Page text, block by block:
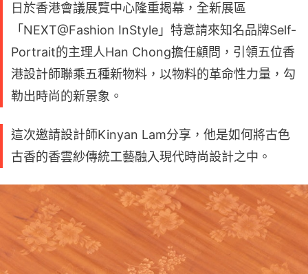
日於香港會議展覽中心隆重揭幕，全新展區
「NEXT@Fashion InStyle」特意請來知名品牌Self-
Portrait的主理人Han Chong擔任顧問，引領五位香
港設計師聯乘五種新物料，以物料的革命性力量，勾
勒出時尚的新景象。
這次邀請設計師Kinyan Lam分享，他是如何將古色
古香的香雲紗傳統工藝融入現代時尚設計之中。